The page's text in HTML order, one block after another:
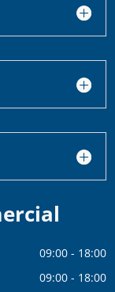
09:00 - 18:00
09:00 - 18:00